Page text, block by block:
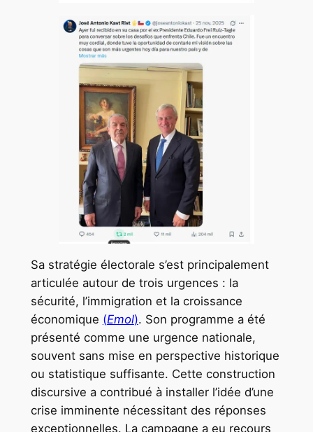
Sa stratégie électorale s’est principalement
articulée autour de trois urgences : la
sécurité, l’immigration et la croissance
économique (Emol). Son programme a été
présenté comme une urgence nationale,
souvent sans mise en perspective historique
ou statistique suffisante. Cette construction
discursive a contribué à installer l’idée d’une
crise imminente nécessitant des réponses
exceptionnelles. La campagne a eu recours